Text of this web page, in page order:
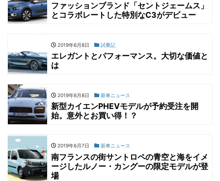
ファッションブランド「セントジェームス」
とコラボレートした特別なC3がデビュー
2019年6月8日 試乗記
エレガントとパフォーマンス。大切な価値と
は
2019年6月8日 新車ニュース
新型カイエンPHEVモデルが予約受注を開
始。意外とお買い得！？
2019年6月7日 新車ニュース
南フランスの街サントロペの青空と海をイメ
ージしたルノー・カングーの限定モデルが登
場